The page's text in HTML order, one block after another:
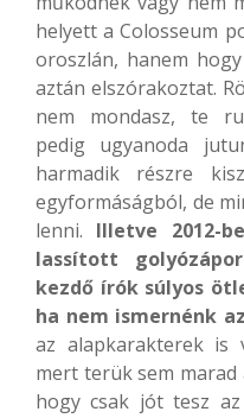
helyett a Colosseum
oroszlán, hanem
aztán elszórakoztat.
nem mondasz, te
pedig ugyanoda
harmadik részre
egyformáságból, de
lenni. Illetve 2012-
lassított
kezdő írók súlyos
ha nem ismernénk
az alapkarakterek is
mert terük sem marad
hogy csak jót tesz